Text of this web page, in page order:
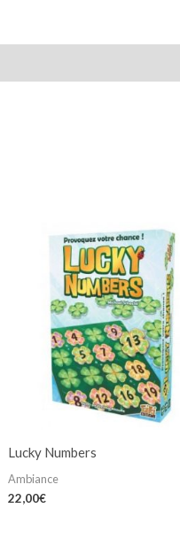
Lucky Numbers
Ambiance
22,00€